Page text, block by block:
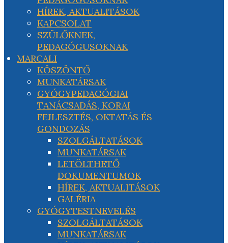
HÍREK, AKTUALITÁSOK
KAPCSOLAT
SZÜLŐKNEK,
PEDAGÓGUSOKNAK
MARCALI
KÖSZÖNTŐ
MUNKATÁRSAK
GYÓGYPEDAGÓGIAI
TANÁCSADÁS, KORAI
FEJLESZTÉS, OKTATÁS ÉS
GONDOZÁS
SZOLGÁLTATÁSOK
MUNKATÁRSAK
LETÖLTHETŐ
DOKUMENTUMOK
HÍREK, AKTUALITÁSOK
GALÉRIA
GYÓGYTESTNEVELÉS
SZOLGÁLTATÁSOK
MUNKATÁRSAK